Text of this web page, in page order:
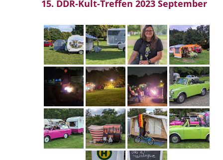
15. DDR-Kult-Treffen 2023 September